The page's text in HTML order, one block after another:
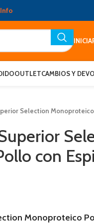
OUTLETCAMBIOS Y
Selection
con
Monoproteico